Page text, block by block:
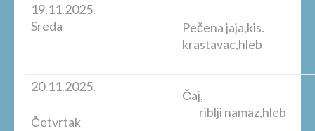
19.11.2025.
Sreda
Pečena jaja,kis.
krastavac,hleb
20.11.2025.
Četvrtak
Čaj,
riblji namaz,hleb